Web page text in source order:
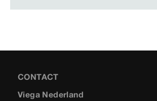
CONTACT
Viega Nederland